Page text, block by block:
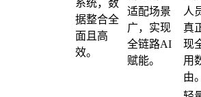
系统，数
据整合全
面且高
效。
适配场景
广，实现
全链路AI
赋能。
人
真
现
用
由。